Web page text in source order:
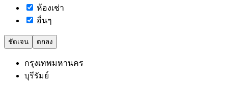
ห้องเช่า
อื่นๆ
ชัดเจน ตกลง
กรุงเทพมหานคร
บุรีรัมย์